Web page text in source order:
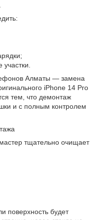
Алматы — замена
iPhone 14 Pro
тем, что демонтаж
и с полным контролем
тщательно очищает
поверхность будет